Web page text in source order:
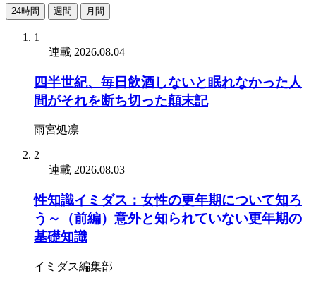
24時間 週間 月間
1
連載 2026.08.04
四半世紀、毎日飲酒しないと眠れなかった人
間がそれを断ち切った顛末記
雨宮処凛
2
連載 2026.08.03
性知識イミダス：女性の更年期について知ろ
う～（前編）意外と知られていない更年期の
基礎知識
イミダス編集部